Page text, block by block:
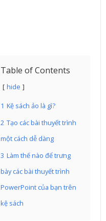
Table of Contents
hide
1 Kệ sách ảo là gì?
2 Tạo các bài thuyết trình
một cách dễ dàng
3 Làm thế nào để trưng
bày các bài thuyết trình
PowerPoint của bạn trên
kệ sách